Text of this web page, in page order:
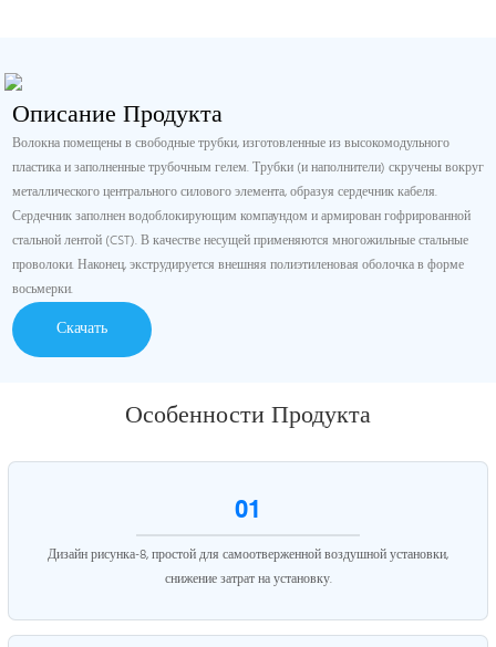
Описание Продукта
Волокна помещены в свободные трубки, изготовленные из высокомодульного
пластика и заполненные трубочным гелем. Трубки (и наполнители) скручены вокруг
металлического центрального силового элемента, образуя сердечник кабеля.
Сердечник заполнен водоблокирующим компаундом и армирован гофрированной
стальной лентой (CST). В качестве несущей применяются многожильные стальные
проволоки. Наконец, экструдируется внешняя полиэтиленовая оболочка в форме
восьмерки.
Скачать
Особенности Продукта
01
Дизайн рисунка-8, простой для самоотверженной воздушной установки,
снижение затрат на установку.